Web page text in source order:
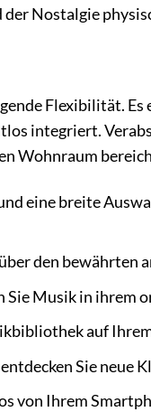
Nostalgie
Flexibilität.
integriert.
Wohnraum
eine breite
den bewährten
Sie Musik in
auf
Sie neue
von Ihrem